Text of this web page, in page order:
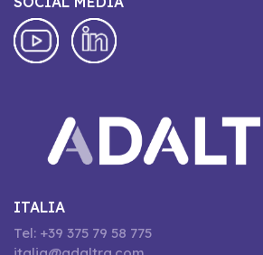
ITALIA
Tel: +39 375 79 58 775